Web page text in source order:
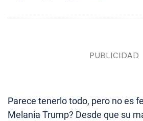
Parece tenerlo todo, pero no es
Melania Trump? Desde que su